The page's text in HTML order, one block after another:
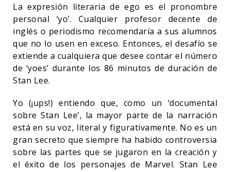
La expresión literaria de ego es el pronombre
personal ‘yo’. Cualquier profesor decente de
inglés o periodismo recomendaría a sus alumnos
que no lo usen en exceso. Entonces, el desafío se
extiende a cualquiera que desee contar el número
de ‘yoes’ durante los 86 minutos de duración de
Stan Lee.
Yo (¡ups!) entiendo que, como un ‘documental
sobre Stan Lee’, la mayor parte de la narración
está en su voz, literal y figurativamente. No es un
gran secreto que siempre ha habido controversia
sobre las partes que se jugaron en la creación y
el éxito de los personajes de Marvel. Stan Lee